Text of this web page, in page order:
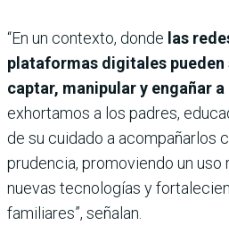
“En un contexto, donde las
plataformas digitales
captar, manipular y engañar
exhortamos a los padres,
de su cuidado a acompañarlos
prudencia, promoviendo un uso
nuevas tecnologías y
familiares”, señalan.